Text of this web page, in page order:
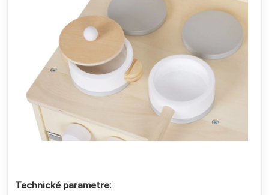
Technické parametre: